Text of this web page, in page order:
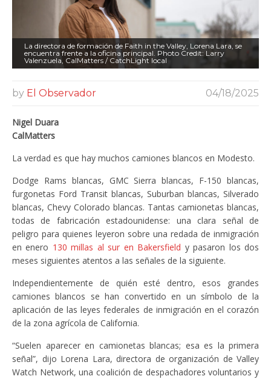
La directora de formación de Faith in the Valley, Lorena Lara, se
encuentra frente a la oficina principal. Photo Credit: Larry
Valenzuela, CalMatters / CatchLight local
by El Observador 04/18/2025
Nigel Duara
CalMatters
La verdad es que hay muchos camiones blancos en Modesto.
Dodge Rams blancas, GMC Sierra blancas, F-150 blancas,
furgonetas Ford Transit blancas, Suburban blancas, Silverado
blancas, Chevy Colorado blancas. Tantas camionetas blancas,
todas de fabricación estadounidense: una clara señal de
peligro para quienes leyeron sobre una redada de inmigración
en enero 130 millas al sur en Bakersfield y pasaron los dos
meses siguientes atentos a las señales de la siguiente.
Independientemente de quién esté dentro, esos grandes
camiones blancos se han convertido en un símbolo de la
aplicación de las leyes federales de inmigración en el corazón
de la zona agrícola de California.
“Suelen aparecer en camionetas blancas; esa es la primera
señal”, dijo Lorena Lara, directora de organización de Valley
Watch Network, una coalición de despachadores voluntarios y